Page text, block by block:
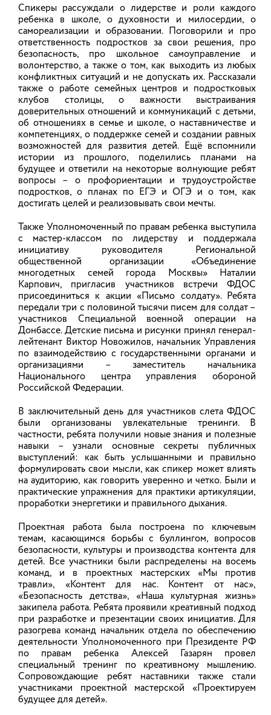
ГОРОДСКИЕ ОКРУГА
Тейково
Кохма
Кинешма
Вичуга
Иваново
МУНИЦИПАЛЬНЫЕ ОКРУГА
Верхнеландеховский
Вичугский
Ивановский
Палехский
МУНИЦИПАЛЬНЫЕ РАЙОНЫ
Гаврилово-Посадский
Заволжский
Ильинский
Кинешемский
Комсомольский
Лежневский
Лухский
Пестяковский
Приволжский
Пучежский
Родниковский
Савинский
Тейковский
Фурмановский
Шуйский
Южский
Юрьевецкий
Региональный консультационный центр
«Семейная академия»
Спикеры рассуждали о лидерстве и роли каждого
ребенка в школе, о духовности и милосердии, о
самореализации и образовании. Поговорили и про
ответственность подростков за свои решения, про
безопасность, про школьное самоуправление и
волонтерство, а также о том, как выходить из любых
конфликтных ситуаций и не допускать их. Рассказали
также о работе семейных центров и подростковых
клубов столицы, о важности выстраивания
доверительных отношений и коммуникаций с детьми,
об отношениях в семье и школе, о наставничестве и
компетенциях, о поддержке семей и создании равных
возможностей для развития детей. Ещё вспомнили
истории из прошлого, поделились планами на
будущее и ответили на некоторые волнующие ребят
вопросы – о профориентации и трудоустройстве
подростков, о планах по ЕГЭ и ОГЭ и о том, как
достигать целей и реализовывать свои мечты.
Также Уполномоченный по правам ребенка выступила
с мастер-классом по лидерству и поддержала
инициативу руководителя Региональной
общественной организации «Объединение
многодетных семей города Москвы» Наталии
Карпович, пригласив участников встречи ФДОС
присоединиться к акции «Письмо солдату». Ребята
передали три с половиной тысячи писем для солдат –
участников Специальной военной операции на
Донбассе. Детские письма и рисунки принял генерал-
лейтенант Виктор Новожилов, начальник Управления
по взаимодействию с государственными органами и
организациями – заместитель начальника
Национального центра управления обороной
Российской Федерации.
В заключительный день для участников слета ФДОС
были организованы увлекательные тренинги. В
частности, ребята получили новые знания и полезные
навыки – узнали основные секреты публичных
выступлений: как быть услышанными и правильно
формулировать свои мысли, как спикер может влиять
на аудиторию, как говорить уверенно и четко. Были и
практические упражнения для практики артикуляции,
проработки энергетики и правильного дыхания.
Проектная работа была построена по ключевым
темам, касающимся борьбы с буллингом, вопросов
безопасности, культуры и производства контента для
детей. Все участники были распределены на восемь
команд, и в проектных мастерских «Мы против
травли», «Контент для нас. Контент от нас»,
«Безопасность детства», «Наша культурная жизнь»
закипела работа. Ребята проявили креативный подход
при разработке и презентации своих инициатив. Для
разогрева команд начальник отдела по обеспечению
деятельности Уполномоченного при Президенте РФ
по правам ребенка Алексей Газарян провел
специальный тренинг по креативному мышлению.
Сопровождающие ребят наставники также стали
участниками проектной мастерской «Проектируем
будущее для детей».